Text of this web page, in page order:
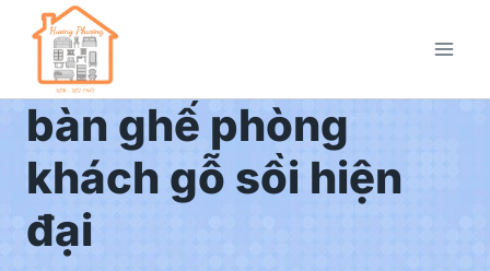
bàn ghế phòng
khách gỗ sồi hiện
đại